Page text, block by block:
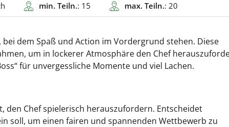
min. Teiln.: 15 max. Teiln.: 20
bei dem Spaß und Action im Vordergrund stehen. Diese
um in lockerer Atmosphäre den Chef
für unvergessliche Momente und viel Lachen.
den Chef spielerisch herauszufordern. Entscheidet
soll, um einen fairen und spannenden Wettbewerb zu